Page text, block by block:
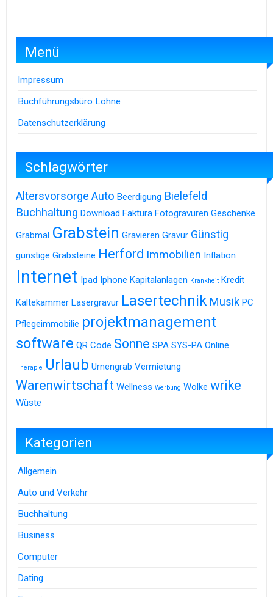
Menü
Impressum
Buchführungsbüro Löhne
Datenschutzerklärung
Schlagwörter
Altersvorsorge Auto Beerdigung Bielefeld
Buchhaltung Download Faktura Fotogravuren Geschenke
Grabmal Grabstein Gravieren Gravur Günstig
günstige Grabsteine Herford Immobilien Inflation
Internet Ipad Iphone Kapitalanlagen Krankheit Kredit
Kältekammer Lasergravur Lasertechnik Musik PC
Pflegeimmobilie projektmanagement
software QR Code Sonne SPA SYS-PA Online
Therapie Urlaub Urnengrab Vermietung
Warenwirtschaft Wellness Werbung Wolke wrike
Wüste
Kategorien
Allgemein
Auto und Verkehr
Buchhaltung
Business
Computer
Dating